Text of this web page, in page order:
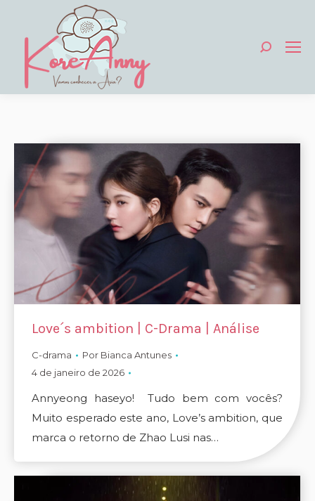
Search:
Love´s ambition | C-Drama | Análise
C-drama Por Bianca Antunes
4 de janeiro de 2026
Annyeong haseyo! Tudo bem com vocês?
Muito esperado este ano, Love’s ambition, que
marca o retorno de Zhao Lusi nas…